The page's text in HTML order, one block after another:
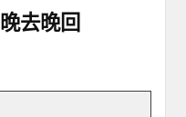
晚去晚回